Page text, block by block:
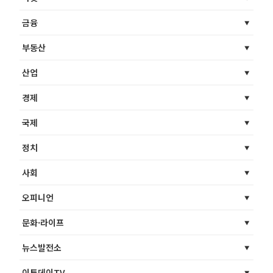
금융
부동산
산업
경제
국제
정치
사회
오피니언
문화·라이프
뉴스발전소